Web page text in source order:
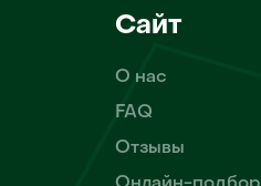
Сайт
О нас
FAQ
Отзывы